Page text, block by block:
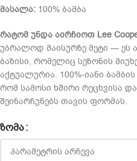
მასალა: 100% ბამბა
რატომ უნდა აირჩიოთ Lee
უბრალოდ მაისურზე მეტი — ეს
ბაზისი, რომელიც სეზონის
აქტუალურია. 100%-იანი
რომ სამოსი ხშირი რეცხვისა
შეინარჩუნებს თავის ფორმას.
ᲖᲝᲛᲐ